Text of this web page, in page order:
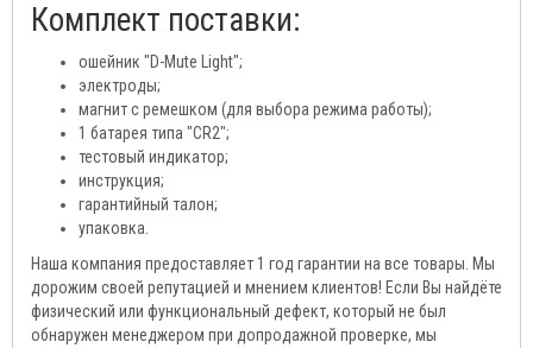
Комплект поставки:
ошейник "D-Mute Light";
электроды;
магнит с ремешком (для выбора режима работы);
1 батарея типа "CR2";
тестовый индикатор;
инструкция;
гарантийный талон;
упаковка.
Наша компания предоставляет 1 год гарантии на все товары. Мы
дорожим своей репутацией и мнением клиентов! Если Вы найдёте
физический или функциональный дефект, который не был
обнаружен менеджером при допродажной проверке, мы